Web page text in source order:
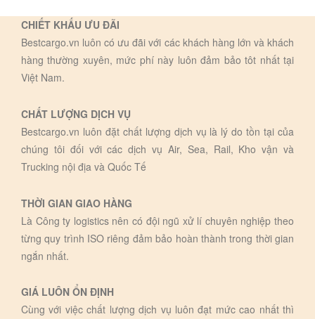
CHIẾT KHẤU ƯU ĐÃI
Bestcargo.vn luôn có ưu đãi với các khách hàng lớn và khách
hàng thường xuyên, mức phí này luôn đảm bảo tôt nhất tại
Việt Nam.
CHẤT LƯỢNG DỊCH VỤ
Bestcargo.vn luôn đặt chất lượng dịch vụ là lý do tồn tại của
chúng tôi đối với các dịch vụ Air, Sea, Rail, Kho vận và
Trucking nội địa và Quốc Tế
THỜI GIAN GIAO HÀNG
Là Công ty logistics nên có đội ngũ xử lí chuyên nghiệp theo
từng quy trình ISO riêng đảm bảo hoàn thành trong thời gian
ngắn nhất.
GIÁ LUÔN ỔN ĐỊNH
Cùng với việc chất lượng dịch vụ luôn đạt mức cao nhất thì